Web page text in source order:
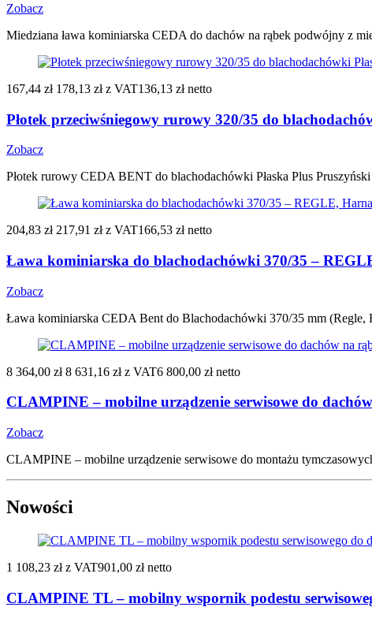
Zobacz
Miedziana ława kominiarska CEDA do dachów na rąbek podwójny z
167,44 zł 178,13 zł z VAT136,13 zł netto
Płotek przeciwśniegowy rurowy 320/35 do
Zobacz
Płotek rurowy CEDA BENT do blachodachówki Płaska Plus
204,83 zł 217,91 zł z VAT166,53 zł netto
Ława kominiarska do blachodachówki 370/35 –
Zobacz
Ława kominiarska CEDA Bent do Blachodachówki 370/35 mm (Regle,
8 364,00 zł 8 631,16 zł z VAT6 800,00 zł netto
CLAMPINE – mobilne urządzenie serwisowe do
Zobacz
CLAMPINE – mobilne urządzenie serwisowe do montażu
Nowości
1 108,23 zł z VAT901,00 zł netto
CLAMPINE TL – mobilny wspornik podestu